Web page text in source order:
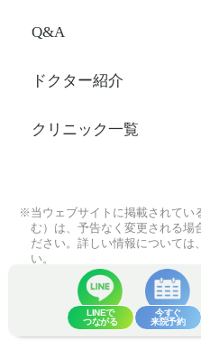
LINEで
つながる
今すぐ
来院予約
Q&A
ドクター紹介
クリニック一覧
※当ウェブサイトに掲載されてい
む）は、予告なく変更される場
ださい。詳しい情報については
い。
※当ウェブサイトに記載されてい
となります。 患者様の状態を
判断により記載の内容とは異
場合もございますので、予め